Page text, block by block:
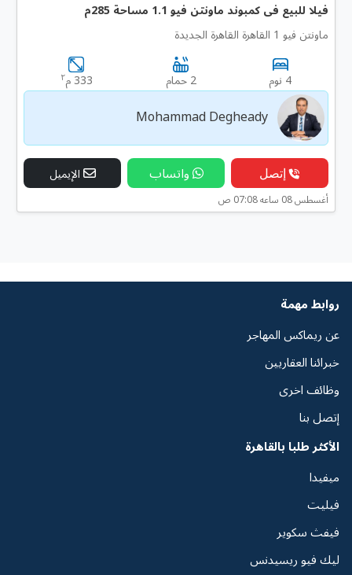
فيلا للبيع فى كمبوند ماونتن فيو 1.1 مساحة 285م
ماونتن فيو 1 القاهرة القاهرة الجديدة
4 نوم 2 حمام 333 م ٢
Mohammad Degheady
إتصل واتساب الإيميل
أغسطس 08 ساعه 07:08 ص
روابط مهمة
عن ريماكس المهاجر
خبرائنا العقاريين
وظائف اخرى
إتصل بنا
الأكثر طلبا بالقاهرة
ميفيدا
فيليت
فيفث سكوير
ليك فيو ريسيدنس